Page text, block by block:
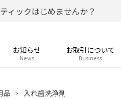
ィックはじめませんか？
お知らせ
News
お取引について
Business
品 入れ歯洗浄剤